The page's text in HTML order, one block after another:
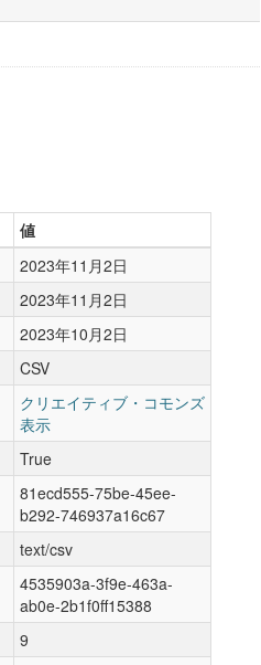
値
2023年11月2日
2023年11月2日
2023年10月2日
CSV
クリエイティブ・コモンズ
表示
True
81ecd555-75be-45ee-
b292-746937a16c67
text/csv
4535903a-3f9e-463a-
ab0e-2b1f0ff15388
9